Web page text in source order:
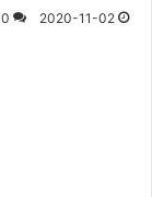
2020-11-02
0